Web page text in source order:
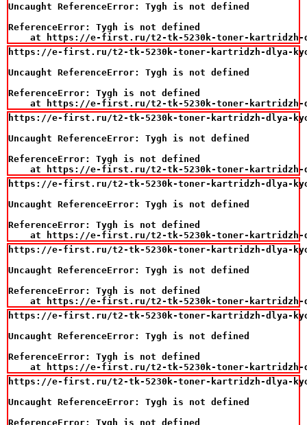
Uncaught ReferenceError: Tygh is not defined
ReferenceError: Tygh is not defined
at https://e-first.ru/t2-tk-5230k-toner-
https://e-first.ru/t2-tk-5230k-toner-kartridzh-dlya-
Uncaught ReferenceError: Tygh is not defined
ReferenceError: Tygh is not defined
at https://e-first.ru/t2-tk-5230k-toner-
https://e-first.ru/t2-tk-5230k-toner-kartridzh-dlya-
Uncaught ReferenceError: Tygh is not defined
ReferenceError: Tygh is not defined
at https://e-first.ru/t2-tk-5230k-toner-
https://e-first.ru/t2-tk-5230k-toner-kartridzh-dlya-
Uncaught ReferenceError: Tygh is not defined
ReferenceError: Tygh is not defined
at https://e-first.ru/t2-tk-5230k-toner-
https://e-first.ru/t2-tk-5230k-toner-kartridzh-dlya-
Uncaught ReferenceError: Tygh is not defined
ReferenceError: Tygh is not defined
at https://e-first.ru/t2-tk-5230k-toner-
https://e-first.ru/t2-tk-5230k-toner-kartridzh-dlya-
Uncaught ReferenceError: Tygh is not defined
ReferenceError: Tygh is not defined
at https://e-first.ru/t2-tk-5230k-toner-
https://e-first.ru/t2-tk-5230k-toner-kartridzh-dlya-
Uncaught ReferenceError: Tygh is not defined
ReferenceError: Tygh is not defined